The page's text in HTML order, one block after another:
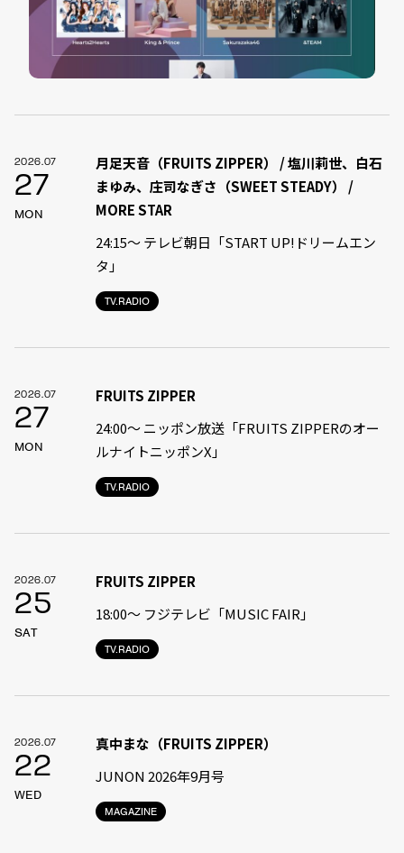
2026.07
27
MON
TV.RADIO
月足天音（FRUITS ZIPPER） / 塩川莉世、白石
まゆみ、庄司なぎさ（SWEET STEADY） /
MORE STAR
24:15〜 テレビ朝日「START UP!ドリームエン
タ」
2026.07
27
MON
TV.RADIO
FRUITS ZIPPER
24:00〜 ニッポン放送「FRUITS ZIPPERのオー
ルナイトニッポンX」
2026.07
25
SAT
TV.RADIO
FRUITS ZIPPER
18:00〜 フジテレビ「MUSIC FAIR」
2026.07
22
WED
MAGAZINE
真中まな（FRUITS ZIPPER）
JUNON 2026年9月号